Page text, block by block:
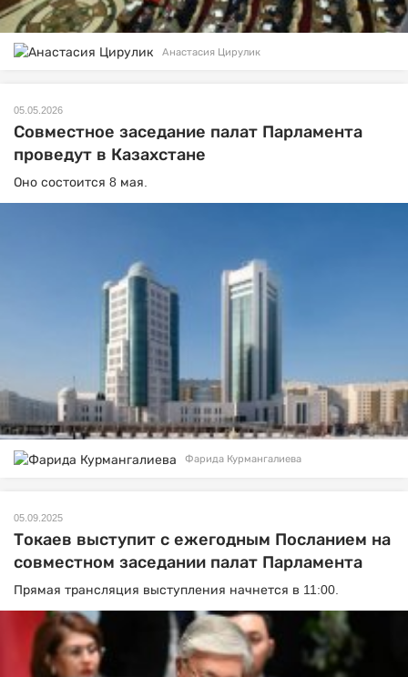
Анастасия Цирулик
05.05.2026
Совместное заседание палат Парламента
проведут в Казахстане
Оно состоится 8 мая.
Фарида Курмангалиева
05.09.2025
Токаев выступит с ежегодным Посланием на
совместном заседании палат Парламента
Прямая трансляция выступления начнется в 11:00.